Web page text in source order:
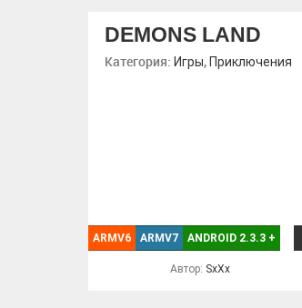
DEMONS LAND
Категория: Игры, Приключения
ARMV6 ARMV7 ANDROID 2.3.3 +
Автор: SxXx